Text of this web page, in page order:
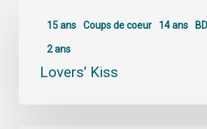
15 ans Coups de coeur 14 ans
2 ans
Lovers’ Kiss